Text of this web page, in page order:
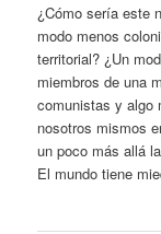
¿Cómo sería este
modo menos
territorial? ¿Un
miembros de una
comunistas y algo
nosotros mismos
un poco más allá
El mundo tiene